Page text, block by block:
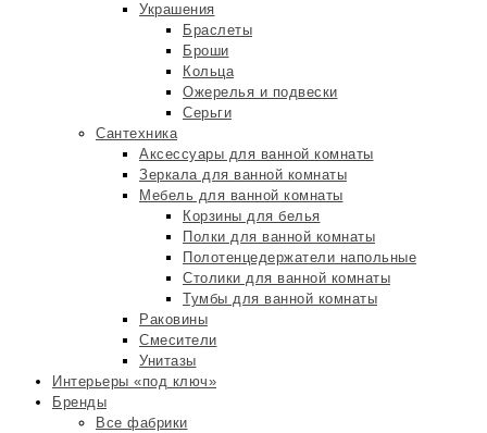
Украшения
Браслеты
Броши
Кольца
Ожерелья и подвески
Серьги
Сантехника
Аксессуары для ванной комнаты
Зеркала для ванной комнаты
Мебель для ванной комнаты
Корзины для белья
Полки для ванной комнаты
Полотенцедержатели напольные
Столики для ванной комнаты
Тумбы для ванной комнаты
Раковины
Смесители
Унитазы
Интерьеры «под ключ»
Бренды
Все фабрики